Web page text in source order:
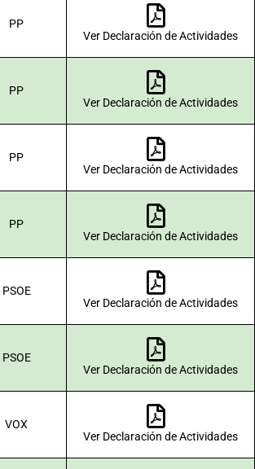
PP
Ver Declaración de Actividades
PP
Ver Declaración de Actividades
PP
Ver Declaración de Actividades
PP
Ver Declaración de Actividades
PSOE
Ver Declaración de Actividades
PSOE
Ver Declaración de Actividades
VOX
Ver Declaración de Actividades